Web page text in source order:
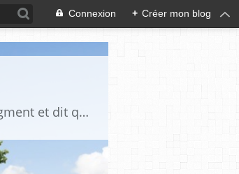
Connexion + Créer mon blog
"La vérité est un miroir tombé de la main de Dieu et qui s'est brisé. Chacun en ramasse un fragment et dit que toute la vérité s'y trouve" Djalāl ad-Dīn Rūmī (1207-1273)